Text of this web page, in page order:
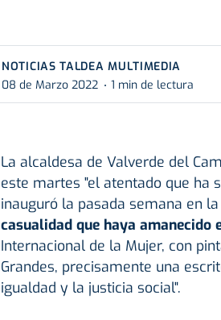
NOTICIAS TALDEA MULTIMEDIA
08 de Marzo 2022
1 min de lectura
La alcaldesa de Valverde del
este martes "el atentado que ha
inauguró la pasada semana en
casualidad que haya amanecido
Internacional de la Mujer, con
Grandes, precisamente una
igualdad y la justicia social".